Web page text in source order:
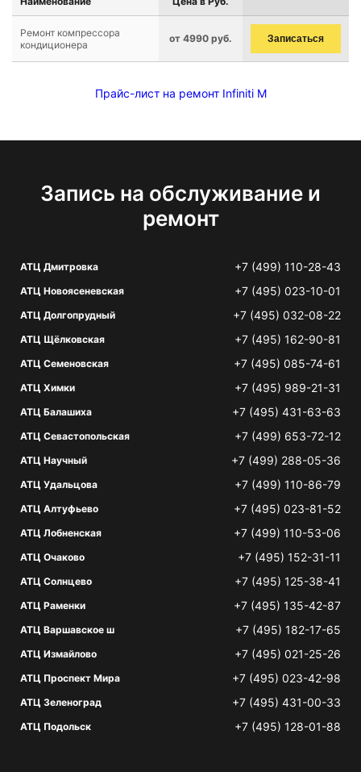
Ремонт компрессора
кондиционера
от 4990 руб. Записаться
Прайс-лист на ремонт Infiniti M
Запись на обслуживание и
ремонт
АТЦ Дмитровка +7 (499) 110-28-43
АТЦ Новоясеневская +7 (495) 023-10-01
АТЦ Долгопрудный +7 (495) 032-08-22
АТЦ Щёлковская +7 (495) 162-90-81
АТЦ Семеновская +7 (495) 085-74-61
АТЦ Химки +7 (495) 989-21-31
АТЦ Балашиха +7 (495) 431-63-63
АТЦ Севастопольская +7 (499) 653-72-12
АТЦ Научный +7 (499) 288-05-36
АТЦ Удальцова +7 (499) 110-86-79
АТЦ Алтуфьево +7 (495) 023-81-52
АТЦ Лобненская +7 (499) 110-53-06
АТЦ Очаково +7 (495) 152-31-11
АТЦ Солнцево +7 (495) 125-38-41
АТЦ Раменки +7 (495) 135-42-87
АТЦ Варшавское ш +7 (495) 182-17-65
АТЦ Измайлово +7 (495) 021-25-26
АТЦ Проспект Мира +7 (495) 023-42-98
АТЦ Зеленоград +7 (495) 431-00-33
АТЦ Подольск +7 (495) 128-01-88